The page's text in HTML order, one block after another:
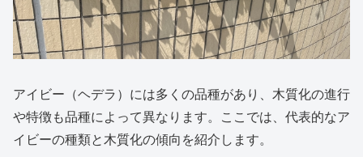
アイビー（ヘデラ）には多くの品種があり、木質化の進行
や特徴も品種によって異なります。ここでは、代表的なア
イビーの種類と木質化の傾向を紹介します。